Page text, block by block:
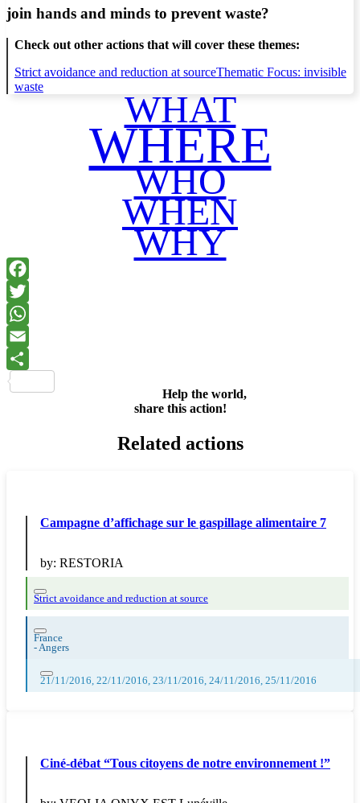
join hands and minds to prevent waste?
Check out other actions that will cover these themes:
Strict avoidance and reduction at sourceThematic Focus: invisible
waste
WHAT
WHERE
WHO
WHEN
WHY
Help the world,
share this action!
Related actions
Campagne d’affichage sur le gaspillage alimentaire 7
by: RESTORIA
Strict avoidance and reduction at source
France
-Angers
21/11/2016, 22/11/2016, 23/11/2016, 24/11/2016, 25/11/2016
Ciné-débat “Tous citoyens de notre environnement !”